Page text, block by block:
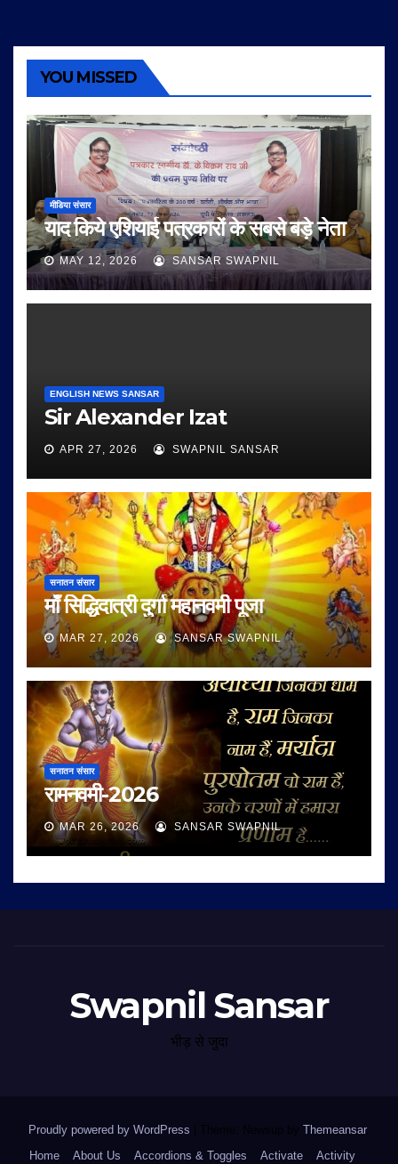
YOU MISSED
मीडिया संसार
याद किये एशियाई पत्रकारों के सबसे बड़े नेता
MAY 12, 2026 SANSAR SWAPNIL
ENGLISH NEWS SANSAR
Sir Alexander Izat
APR 27, 2026 SWAPNIL SANSAR
सनातन संसार
माँ सिद्धिदात्री दुर्गा महानवमी पूजा
MAR 27, 2026 SANSAR SWAPNIL
सनातन संसार
रामनवमी-2026
MAR 26, 2026 SANSAR SWAPNIL
Swapnil Sansar
भीड़ से जुदा
Proudly powered by WordPress Theme: Newsup by Themeansar.
Home
About Us Accordions & Toggles Activate
Activity